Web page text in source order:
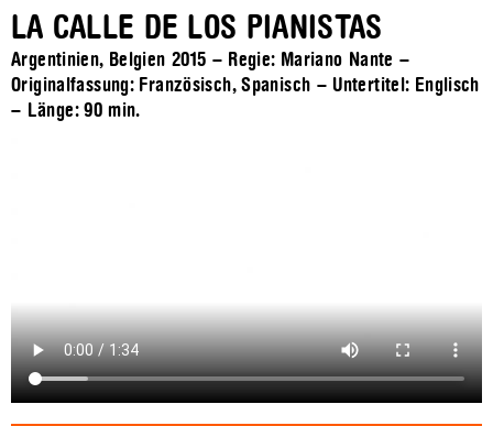
LA CALLE DE LOS PIANISTAS
Argentinien, Belgien 2015 – Regie: Mariano Nante –
Originalfassung: Französisch, Spanisch – Untertitel: Englisch
– Länge:90 min.